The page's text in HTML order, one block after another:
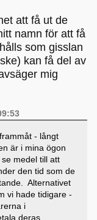
att få ut de
namn för att få
som gisslan
kan få del av
mig
- långt
är i mina ögon
medel till att
den tid som de
Alternativet
vi hade tidigare -
i
deras